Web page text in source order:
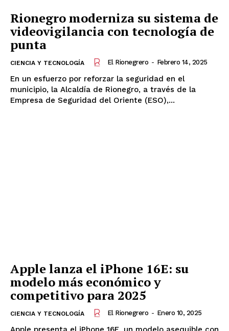
Rionegro moderniza su sistema de
videovigilancia con tecnología de
punta
CIENCIA Y TECNOLOGÍA El Rionegrero - Febrero 14, 2025
En un esfuerzo por reforzar la seguridad en el
municipio, la Alcaldía de Rionegro, a través de la
Empresa de Seguridad del Oriente (ESO),...
Apple lanza el iPhone 16E: su
modelo más económico y
competitivo para 2025
CIENCIA Y TECNOLOGÍA El Rionegrero - Enero 10, 2025